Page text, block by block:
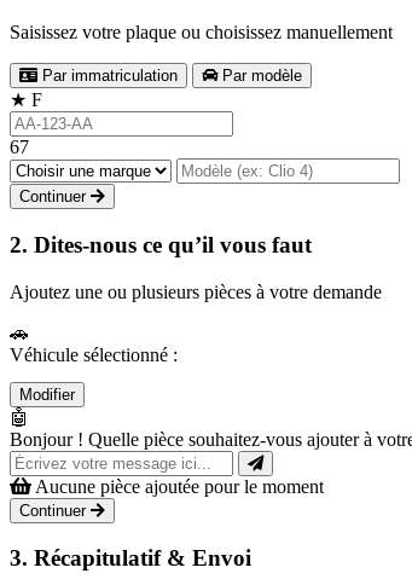
Saisissez votre plaque ou choisissez manuellement
Par immatriculation Par modèle
★ F
67
Continuer
2. Dites-nous ce qu’il vous faut
Ajoutez une ou plusieurs pièces à votre demande
🚗
Véhicule sélectionné :
Modifier
🤖
Bonjour ! Quelle pièce souhaitez-vous ajouter à
Aucune pièce ajoutée pour le moment
Continuer
3. Récapitulatif & Envoi